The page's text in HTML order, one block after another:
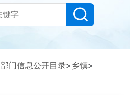
部门信息公开目录> 乡镇>